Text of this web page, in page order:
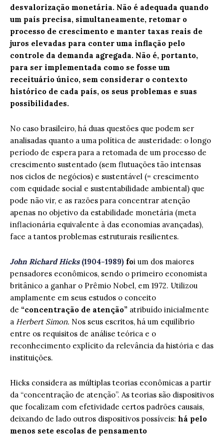
desvalorização monetária. Não é adequada quando
um país precisa, simultaneamente, retomar o
processo de crescimento e manter taxas reais de
juros elevadas para conter uma inflação pelo
controle da demanda agregada. Não é, portanto,
para ser implementada como se fosse um
receituário único, sem considerar o contexto
histórico de cada país, os seus problemas e suas
possibilidades.
No caso brasileiro, há duas questões que podem ser
analisadas quanto a uma política de austeridade: o longo
período de espera para a retomada de um processo de
crescimento sustentado (sem flutuações tão intensas
nos ciclos de negócios) e sustentável (= crescimento
com equidade social e sustentabilidade ambiental) que
pode não vir, e as razões para concentrar atenção
apenas no objetivo da estabilidade monetária (meta
inflacionária equivalente à das economias avançadas),
face a tantos problemas estruturais resilientes.
John Richard Hicks(1904-1989) foi um dos maiores
pensadores econômicos, sendo o primeiro economista
britânico a ganhar o Prêmio Nobel, em 1972. Utilizou
amplamente em seus estudos o conceito
de “concentração de atenção” atribuído inicialmente
a Herbert Simon. Nos seus escritos, há um equilíbrio
entre os requisitos de análise teórica e o
reconhecimento explícito da relevância da história e das
instituições.
Hicks considera as múltiplas teorias econômicas a partir
da “concentração de atenção”. As teorias são dispositivos
que focalizam com efetividade certos padrões causais,
deixando de lado outros dispositivos possíveis: há pelo
menos sete escolas de pensamento